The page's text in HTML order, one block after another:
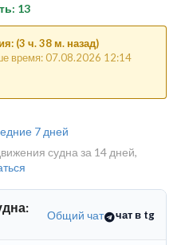
13
(3 ч. 38 м. назад)
время: 07.08.2026 12:14
7 дней
судна за 14 дней,
Общий чат чат в tg